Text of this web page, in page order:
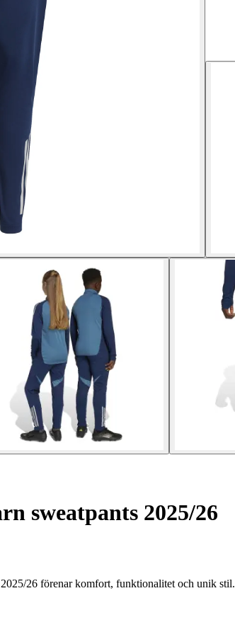
sweatpants 2025/26
26 förenar komfort, funktionalitet och unik stil.